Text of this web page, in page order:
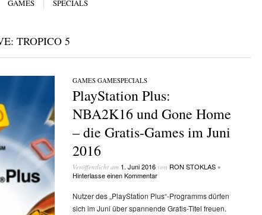
GAMES SPECIALS
TROPICO 5
GAMES/GAMESPECIALS
PlayStation Plus:
NBA2K16 und Gone Home
– die Gratis-Games im Juni
2016
Veröffentlicht am 1. Juni 2016von RON STOKLAS •
Hinterlasse einen Kommentar
Nutzer des „PlayStation Plus“-Programms dürfen
sich im Juni über spannende Gratis-Titel freuen.